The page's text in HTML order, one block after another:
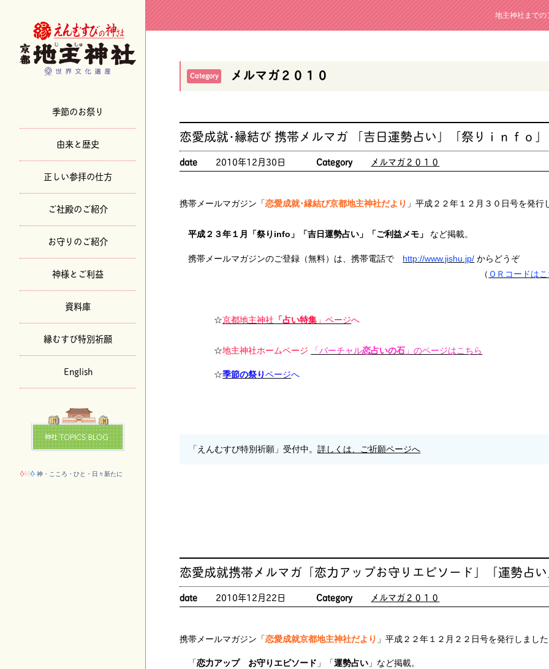
季節のお祭り
由来と歴史
正しい参拝の仕方
ご社殿のご紹介
お守りのご紹介
神様とご利益
資料庫
縁むすび特別祈願
English
神・こころ・ひと・日々新たに
地主神社までの
Category メルマガ２０１０
恋愛成就･縁結び 携帯メルマガ 「吉日運勢占い」「祭りｉｎｆｏ」
date 2010年12月30日 Category メルマガ２０１０
携帯メールマガジン「恋愛成就･縁結び京都地主神社だより 」平成２２年１２月３０日号を発行
平成２３年１月「祭りinfo」「吉日運勢占い」「ご利益メモ」 など掲載。
携帯メールマガジンのご登録（無料）は、携帯電話で http://www.jishu.jp/ からどうぞ
（ ＱＲコードは
☆京都地主神社 「占い特集 」ページへ
☆地主神社ホームページ 「バーチャル恋占いの石 」のページはこちら
☆季節の祭りページへ
「えんむすび特別祈願」受付中。詳しくは、ご祈願ページへ
恋愛成就携帯メルマガ「恋力アップお守りエピソード」「運勢占い
date 2010年12月22日 Category メルマガ２０１０
携帯メールマガジン「恋愛成就京都地主神社だより 」平成２２年１２月２２日号を発行しました
「恋力アップ お守りエピソード 」「運勢占い 」など掲載。